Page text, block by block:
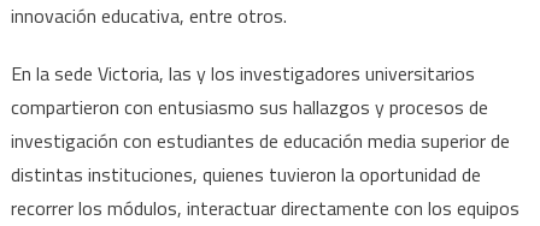
innovación educativa, entre otros.
En la sede Victoria, las y los investigadores universitarios
compartieron con entusiasmo sus hallazgos y procesos de
investigación con estudiantes de educación media superior de
distintas instituciones, quienes tuvieron la oportunidad de
recorrer los módulos, interactuar directamente con los equipos